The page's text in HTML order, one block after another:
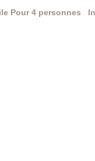
Pour 4 personnes